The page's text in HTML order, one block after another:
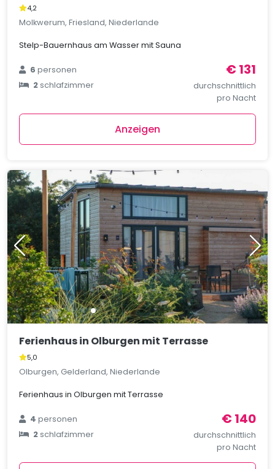
4,2
Molkwerum, Friesland, Niederlande
Stelp-Bauernhaus am Wasser mit Sauna
6personen
2schlafzimmer
€ 131
durchschnittlich
pro Nacht
Anzeigen
Ferienhaus in Olburgen mit Terrasse
5,0
Olburgen, Gelderland, Niederlande
Ferienhaus in Olburgen mit Terrasse
4personen
2schlafzimmer
€ 140
durchschnittlich
pro Nacht